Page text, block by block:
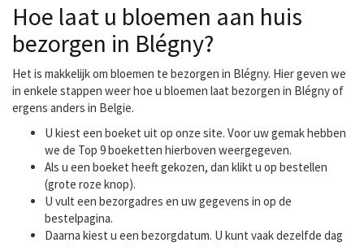
Hoe laat u bloemen aan huis
bezorgen in Blégny?
Het is makkelijk om bloemen te bezorgen in Blégny. Hier geven we
in enkele stappen weer hoe u bloemen laat bezorgen in Blégny of
ergens anders in Belgie.
U kiest een boeket uit op onze site. Voor uw gemak hebben
we de Top 9 boeketten hierboven weergegeven.
Als u een boeket heeft gekozen, dan klikt u op bestellen
(grote roze knop).
U vult een bezorgadres en uw gegevens in op de
bestelpagina.
Daarna kiest u een bezorgdatum. U kunt vaak dezelfde dag